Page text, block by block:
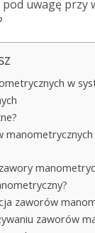
pod uwagę
w
zaworów
zaworów